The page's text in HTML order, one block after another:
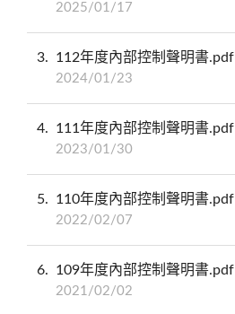
2025/01/17
3 112年度內部控制聲明書.pdf
2024/01/23
4 111年度內部控制聲明書.pdf
2023/01/30
5 110年度內部控制聲明書.pdf
2022/02/07
6 109年度內部控制聲明書.pdf
2021/02/02